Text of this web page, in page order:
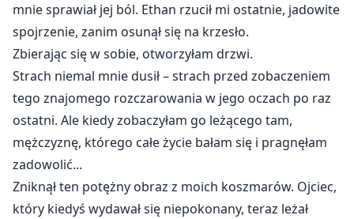
mnie sprawiał jej ból. Ethan rzucił mi ostatnie, jadowite
spojrzenie, zanim osunął się na krzesło.
Zbierając się w sobie, otworzyłam drzwi.
Strach niemal mnie dusił – strach przed zobaczeniem
tego znajomego rozczarowania w jego oczach po raz
ostatni. Ale kiedy zobaczyłam go leżącego tam,
mężczyznę, którego całe życie bałam się i pragnęłam
zadowolić...
Zniknął ten potężny obraz z moich koszmarów. Ojciec,
który kiedyś wydawał się niepokonany, teraz leżał